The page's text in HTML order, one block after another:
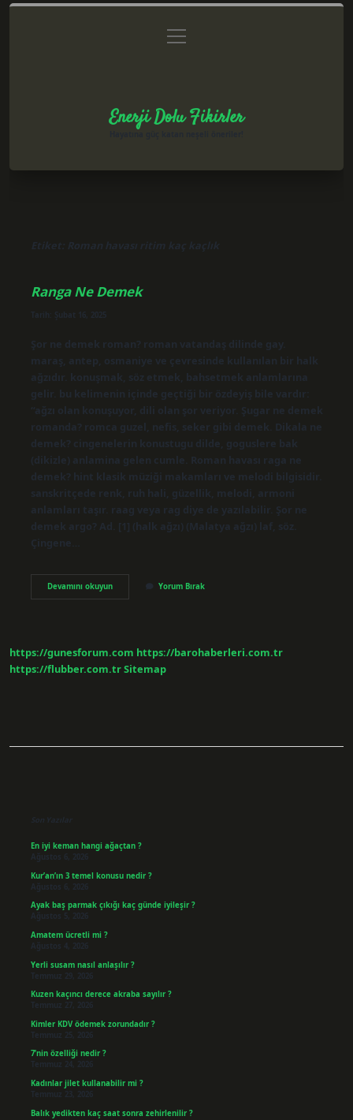
Gizlilik Politikası
menüyü
aç
Enerji Dolu Fikirler
Etiket: Roman havası ritim kaç kaçlık
Ranga Ne Demek
Tarih: Şubat 16, 2025
Şor ne demek roman? roman vatandaş dilinde gay.
maraş, antep, osmaniye ve çevresinde kullanılan bir halk
ağzıdır. konuşmak, söz etmek, bahsetmek anlamlarına
gelir. bu kelimenin içinde geçtiği bir özdeyiş bile vardır:
“ağzı olan konuşuyor, dili olan şor veriyor. Şugar ne demek
romanda? romca guzel, nefis, seker gibi demek. Dikala ne
demek? cingenelerin konustugu dilde, goguslere bak
(dikizle) anlamina gelen cumle. Roman havası raga ne
demek? hint klasik müziği makamları ve melodi bilgisidir.
sanskritçede renk, ruh hali, güzellik, melodi, armoni
anlamları taşır. raag veya rag diye de yazılabilir. Şor ne
demek argo? Ad. [1] (halk ağzı) (Malatya ağzı) laf, söz.
Çingene…
Devamını okuyunRanga
Ne
Yorum Bırak
https://gunesforum.com https://barohaberleri.com.tr
https://flubber.com.trSitemap
Son Yazılar
En iyi keman hangi ağaçtan ?
Ağustos 6, 2026
Kur’an’ın 3 temel konusu nedir ?
Ağustos 6, 2026
Ayak baş parmak çıkığı kaç günde iyileşir ?
Ağustos 5, 2026
Amatem ücretli mi ?
Ağustos 4, 2026
Yerli susam nasıl anlaşılır ?
Temmuz 29, 2026
Kuzen kaçıncı derece akraba sayılır ?
Temmuz 27, 2026
Kimler KDV ödemek zorundadır ?
Temmuz 25, 2026
7’nin özelliği nedir ?
Temmuz 24, 2026
Kadınlar jilet kullanabilir mi ?
Temmuz 23, 2026
Balık yedikten kaç saat sonra zehirlenilir ?